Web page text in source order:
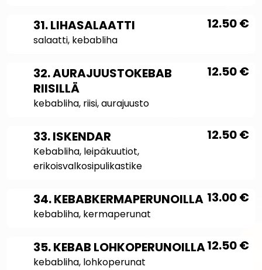
12.50€
31. LIHASALAATTI
salaatti, kebabliha
12.50€
32. AURAJUUSTOKEBAB
RIISILLÄ
kebabliha, riisi, aurajuusto
12.50€
33. ISKENDAR
Kebabliha, leipäkuutiot,
erikoisvalkosipulikastike
13.00€
34. KEBABKERMAPERUNOILLA
kebabliha, kermaperunat
12.50€
35. KEBAB LOHKOPERUNOILLA
kebabliha, lohkoperunat